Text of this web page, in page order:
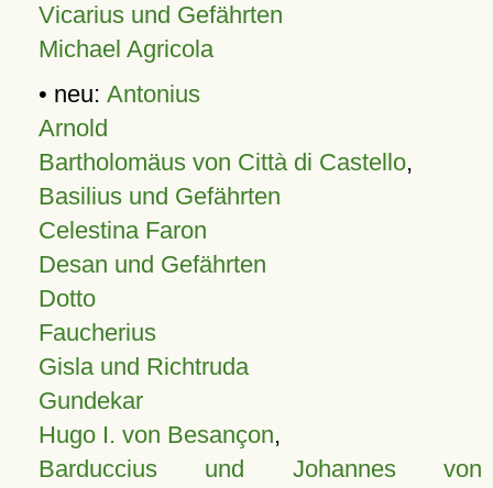
Vicarius und Gefährten
Michael Agricola
• neu: Antonius
Arnold
Bartholomäus von Città di Castello,
Basilius und Gefährten
Celestina Faron
Desan und Gefährten
Dotto
Faucherius
Gisla und Richtruda
Gundekar
Hugo I. von Besançon,
Barduccius und Johannes von